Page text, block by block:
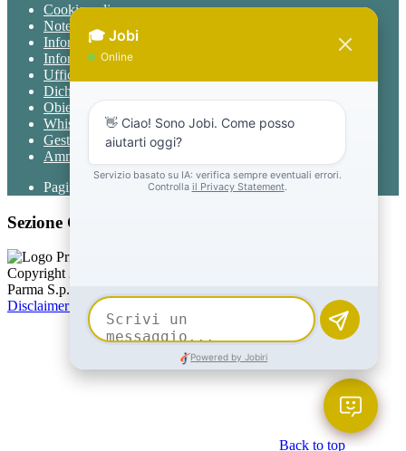
Cookie policy
Note legali
Informativa Privacy
Informativa Privacy chatbot Jobi
Ufficio Relazioni con il Pubblico
Dichiarazione di accessibilità
Obiettivi di accessibilità
Whistleblowing
Gestione consensi cookie
Amministrazione trasparente
Pagina visualizzata805volte
Sezione Copyright
Copyright 2026 | Engineered and powered by Gruppo Spaggiari
Parma S.p.A. | Divisione Publishing & New Social Media
Disclaimer trattamento dati personali
Back to top